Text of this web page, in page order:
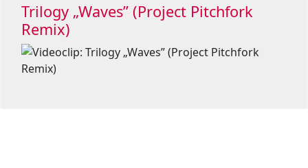
Trilogy „Waves” (Project Pitchfork
Remix)